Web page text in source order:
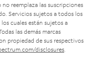
reemplaza las suscripciones
Servicios sujetos a todos los
cuales están sujetos a
las demás marcas
propiedad de sus respectivos
disclosures